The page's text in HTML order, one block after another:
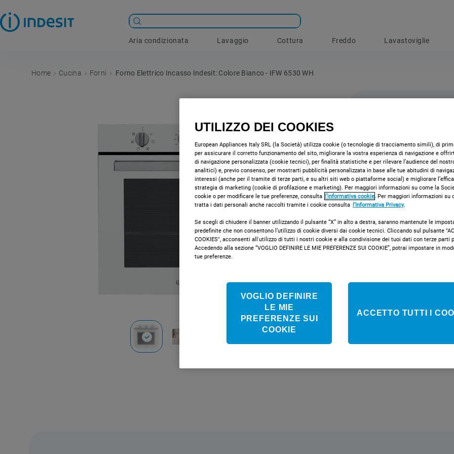
Aria condizionata Lavaggio Cottura Freddo Lavastoviglie
Cucina Forni Forno Elettrico Incasso Indesit: Colore Bianco - IFW 6530 WH
Forno
6530
Caratteristiche
tecnologia
Classe
UTILIZZO DEI COOKIES
European Appliances Italy SRL (la Società) utilizza cookie (o tecnologie di tracciamento simili), di
per assicurare il corretto funzionamento del sito, migliorare la vostra esperienza di navigazione e
di navigazione personalizzata (cookie tecnici), per finalità statistiche e per rilevare l’audience del
analitici) e, previo consenso, per mostrarti pubblicità personalizzata in base alle tue abitudini di
interessi (anche per il tramite di terze parti, e su altri siti web o piattaforme social) e migliorare
strategia di marketing (cookie di profilazione e marketing). Per maggiori informazioni su come la
cookie o per modificare le tue preferenze, consulta l’informativa cookie . Per maggiori informazioni su
tratta i dati personali anche raccolti tramite i cookie consulta l’Informativa Privacy.
Se scegli di chiudere il banner utilizzando il pulsante “X” in alto a destra, saranno mantenute le
predefinite che non consentono l’utilizzo di cookie diversi dai cookie tecnici. Cliccando sul pulsante
COOKIES", acconsenti all'utilizzo di tutti i nostri cookie e alla condivisione dei tuoi dati con terze parti
Accedendo alla sezione “VOGLIO DEFINIRE LE MIE PREFERENZE SUI COOKIE”, potrai impostare in
tue preferenze.
VOGLIO DEFINIRE
LE MIE
PREFERENZE SUI
COOKIE
ACCETTO TUTTI I